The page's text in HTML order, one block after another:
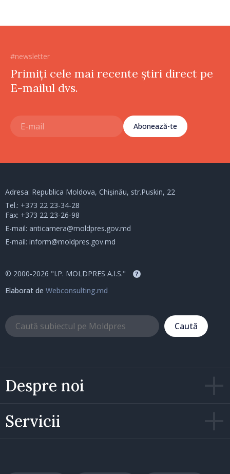
#newsletter
Primiți cele mai recente știri direct pe
E-mailul dvs.
Abonează-te
Despre noi
Servicii
Adresa: Republica Moldova, Chișinău, str.Puskin, 22
Tel.: +373 22 23-34-28
Fax: +373 22 23-26-98
E-mail: anticamera@moldpres.gov.md
E-mail: inform@moldpres.gov.md
© 2000-2026 "I.P. MOLDPRES A.I.S." ?
Elaborat de Webconsulting.md
Caută